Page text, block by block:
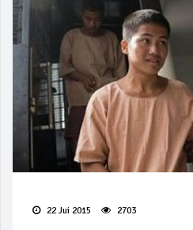
22 Jui 2015 2703